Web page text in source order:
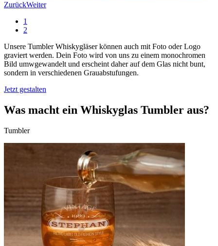
ZurückWeiter
1
2
Unsere Tumbler Whiskygläser können auch mit Foto oder Logo
graviert werden. Dein Foto wird von uns zu einem monochromen
Bild umwgewandelt und erscheint daher auf dem Glas nicht bunt,
sondern in verschiedenen Grauabstufungen.
Jetzt gestalten
Was macht ein Whiskyglas Tumbler aus?
Tumbler